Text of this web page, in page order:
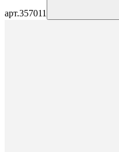
арт.357011